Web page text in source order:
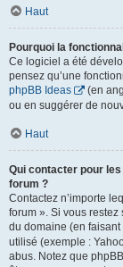
Haut
Pourquoi la
Ce logiciel a été
pensez qu’une
phpBB Ideas
(en
ou en suggérer de
Haut
Qui contacter pour
forum ?
Contactez n’importe
forum ». Si vous
du domaine (en faisant
utilisé (exemple :
abus. Notez que